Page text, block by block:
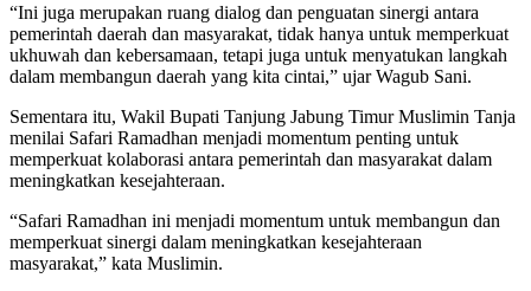
“Ini juga merupakan ruang dialog dan penguatan sinergi antara
pemerintah daerah dan masyarakat, tidak hanya untuk memperkuat
ukhuwah dan kebersamaan, tetapi juga untuk menyatukan langkah
dalam membangun daerah yang kita cintai,” ujar Wagub Sani.
Sementara itu, Wakil Bupati Tanjung Jabung Timur Muslimin Tanja
menilai Safari Ramadhan menjadi momentum penting untuk
memperkuat kolaborasi antara pemerintah dan masyarakat dalam
meningkatkan kesejahteraan.
“Safari Ramadhan ini menjadi momentum untuk membangun dan
memperkuat sinergi dalam meningkatkan kesejahteraan
masyarakat,” kata Muslimin.